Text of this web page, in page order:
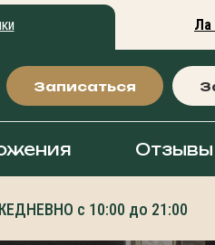
Ла
Записаться
Отзывы
с 10:00 до 21:00